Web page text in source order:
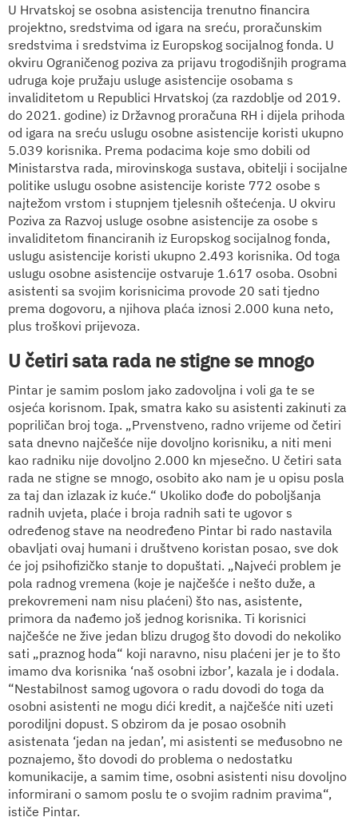
U Hrvatskoj se osobna asistencija trenutno financira
projektno, sredstvima od igara na sreću, proračunskim
sredstvima i sredstvima iz Europskog socijalnog fonda. U
okviru Ograničenog poziva za prijavu trogodišnjih programa
udruga koje pružaju usluge asistencije osobama s
invaliditetom u Republici Hrvatskoj (za razdoblje od 2019.
do 2021. godine) iz Državnog proračuna RH i dijela prihoda
od igara na sreću uslugu osobne asistencije koristi ukupno
5.039 korisnika. Prema podacima koje smo dobili od
Ministarstva rada, mirovinskoga sustava, obitelji i socijalne
politike uslugu osobne asistencije koriste 772 osobe s
najtežom vrstom i stupnjem tjelesnih oštećenja. U okviru
Poziva za Razvoj usluge osobne asistencije za osobe s
invaliditetom financiranih iz Europskog socijalnog fonda,
uslugu asistencije koristi ukupno 2.493 korisnika. Od toga
uslugu osobne asistencije ostvaruje 1.617 osoba. Osobni
asistenti sa svojim korisnicima provode 20 sati tjedno
prema dogovoru, a njihova plaća iznosi 2.000 kuna neto,
plus troškovi prijevoza.
U četiri sata rada ne stigne se mnogo
Pintar je samim poslom jako zadovoljna i voli ga te se
osjeća korisnom. Ipak, smatra kako su asistenti zakinuti za
popriličan broj toga. „Prvenstveno, radno vrijeme od četiri
sata dnevno najčešće nije dovoljno korisniku, a niti meni
kao radniku nije dovoljno 2.000 kn mjesečno. U četiri sata
rada ne stigne se mnogo, osobito ako nam je u opisu posla
za taj dan izlazak iz kuće.“ Ukoliko dođe do poboljšanja
radnih uvjeta, plaće i broja radnih sati te ugovor s
određenog stave na neodređeno Pintar bi rado nastavila
obavljati ovaj humani i društveno koristan posao, sve dok
će joj psihofizičko stanje to dopuštati. „Najveći problem je
pola radnog vremena (koje je najčešće i nešto duže, a
prekovremeni nam nisu plaćeni) što nas, asistente,
primora da nađemo još jednog korisnika. Ti korisnici
najčešće ne žive jedan blizu drugog što dovodi do nekoliko
sati „praznog hoda“ koji naravno, nisu plaćeni jer je to što
imamo dva korisnika ‘naš osobni izbor’, kazala je i dodala.
“Nestabilnost samog ugovora o radu dovodi do toga da
osobni asistenti ne mogu dići kredit, a najčešće niti uzeti
porodiljni dopust. S obzirom da je posao osobnih
asistenata ‘jedan na jedan’, mi asistenti se međusobno ne
poznajemo, što dovodi do problema o nedostatku
komunikacije, a samim time, osobni asistenti nisu dovoljno
informirani o samom poslu te o svojim radnim pravima“,
ističe Pintar.